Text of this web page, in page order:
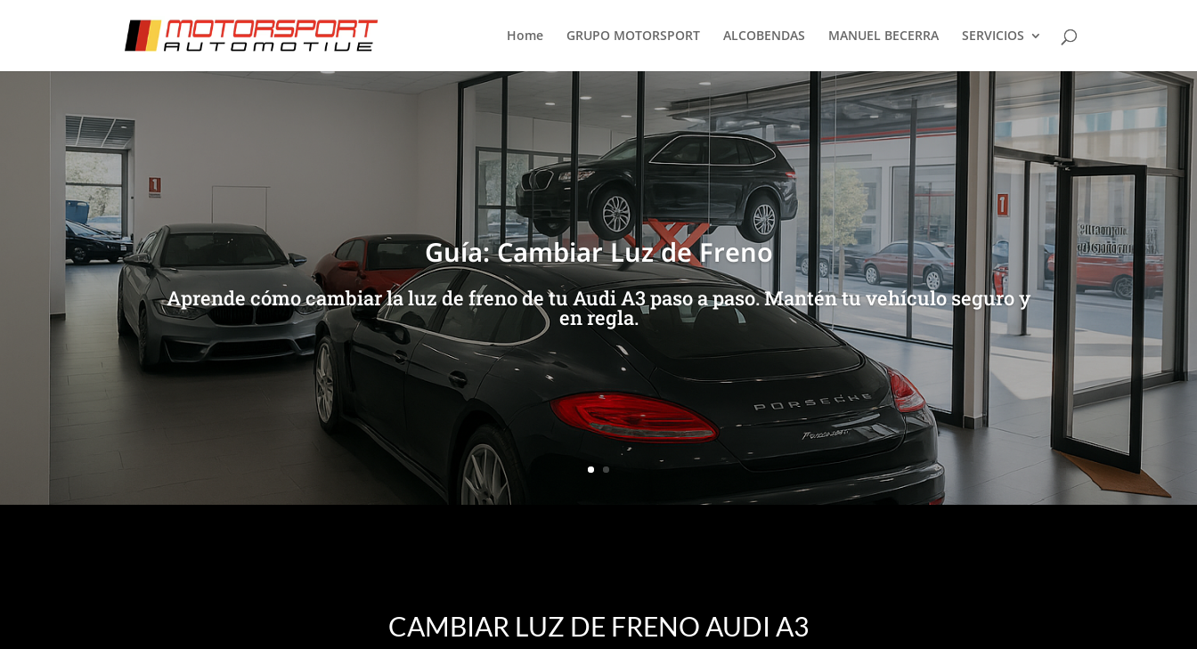
Home GRUPO MOTORSPORT ALCOBENDAS MANUEL BECERRA SERVICIOS
Guía: Cambiar Luz de Freno
Aprende cómo cambiar la luz de freno de tu Audi A3 paso a paso. Mantén tu vehículo seguro y
en regla.
CAMBIAR LUZ DE FRENO AUDI A3